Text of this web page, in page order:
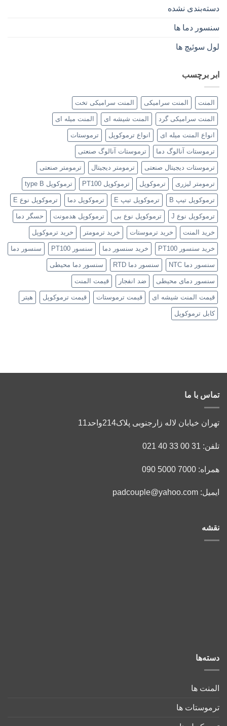
دسته‌بندی نشده
سنسور دما ها
لول سوئیچ ها
ابر برچسب
المنت المنت سرامیکی المنت سرامیکی تخت
المنت سرامیکی گرد المنت شیشه ای المنت میله ای
انواع المنت میله ای انواع ترموکوپل ترموستات
ترموستات آنالوگ دما ترموستات آنالوگ صنعتی
ترموستات دیجیتال صنعتی ترمومتر دیجیتال ترمومتر صنعتی
ترمومتر لیزری ترموکوپل ترموکوپل PT100 ترموکوپل type B
ترموکوپل تیپ B ترموکوپل تیپ E ترموکوپل دما ترموکوپل نوع E
ترموکوپل نوع J ترموکوپل نوع بی ترموکوپل هدمونت حسگر دما
خرید المنت خرید ترموستات خرید ترمومتر خرید ترموکوپل
خرید سنسور PT100 خرید سنسور دما سنسور PT100 سنسور دما
سنسور دما NTC سنسور دما RTD سنسور دما محیطی
سنسور دمای محیطی ضد انفجار قیمت المنت
قیمت المنت شیشه ای قیمت ترموستات قیمت ترموکوپل هیتر
کابل ترموکوپل
تماس با ما
تهران خیابان لاله زارجنوبی پلاک214واحد11
تلفن: 31 00 33 40 021
همراه: 7000 5000 090
ایمیل: padcouple@yahoo.com
نقشه
دسته‌ها
المنت ها
ترموستات ها